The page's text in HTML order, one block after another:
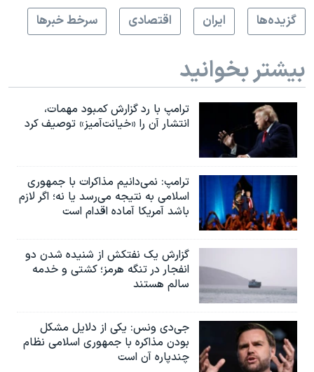
گزيده‌ها
ايران اقتصادی سرخط خبرها
بیشتر بخوانید
ترامپ با رد گزارش کمبود مهمات،
انتشار آن را «خیانت‌آمیز» توصیف کرد
ترامپ: نمی‌دانیم مذاکرات با جمهوری
اسلامی به نتیجه می‌رسد یا نه؛ اگر لازم
باشد آمریکا آماده اقدام است
گزارش یک نفتکش از شنیده شدن دو
انفجار در تنگه هرمز؛ کشتی و خدمه
سالم هستند
جی‌دی ونس: یکی از دلایل مشکل
بودن مذاکره با جمهوری اسلامی نظام
چندپاره آن است